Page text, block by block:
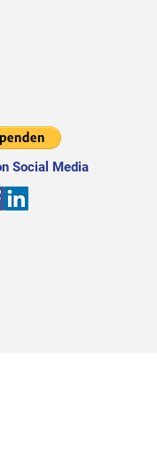
Social Media